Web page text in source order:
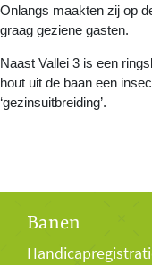
Onlangs maakten zij op
graag geziene gasten.
Naast Vallei 3 is een
hout uit de baan een
‘gezinsuitbreiding’.
Banen